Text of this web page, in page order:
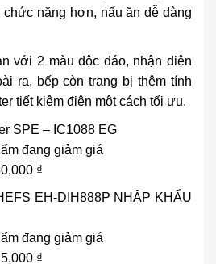
năng hơn, nấu ăn dễ dàng
với 2 màu độc đáo, nhận diện
ra, bếp còn trang bị thêm tính
tiết kiệm điện một cách tối ưu.
SPE – IC1088 EG
đang giảm giá
₫
EH-DIH888P NHẬP KHẨU
đang giảm giá
₫